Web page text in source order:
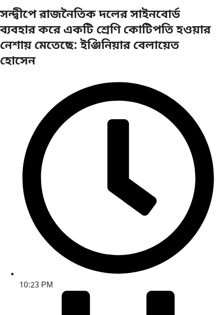
সন্দ্বীপে রাজনৈতিক দলের সাইনবোর্ড
ব্যবহার করে একটি শ্রেণি কোটিপতি হওয়ার
নেশায় মেতেছে: ইঞ্জিনিয়ার বেলায়েত
হোসেন
10:23 PM